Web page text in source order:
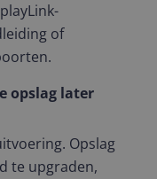
of
opslag later
Opslag
te upgraden,